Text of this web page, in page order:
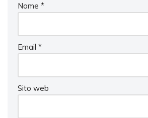
Nome *
Email *
Sito web